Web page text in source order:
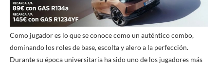
Como jugador es lo que se conoce como un auténtico combo,
dominando los roles de base, escolta y alero a la perfección.
Durante su época universitaria ha sido uno de los jugadores más